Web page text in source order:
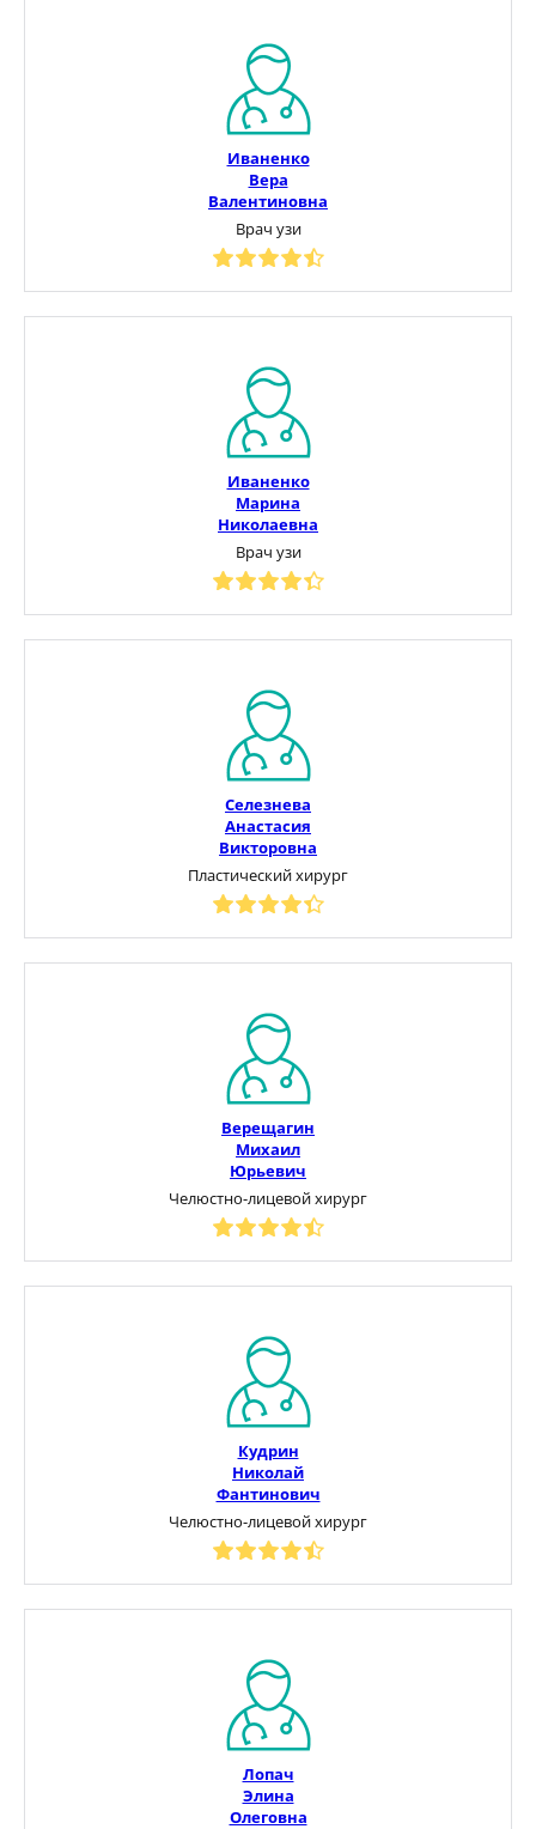
Иваненко
Вера
Валентиновна
Врач узи
Иваненко
Марина
Николаевна
Врач узи
Селезнева
Анастасия
Викторовна
Пластический хирург
Верещагин
Михаил
Юрьевич
Челюстно-лицевой хирург
Кудрин
Николай
Фантинович
Челюстно-лицевой хирург
Лопач
Элина
Олеговна